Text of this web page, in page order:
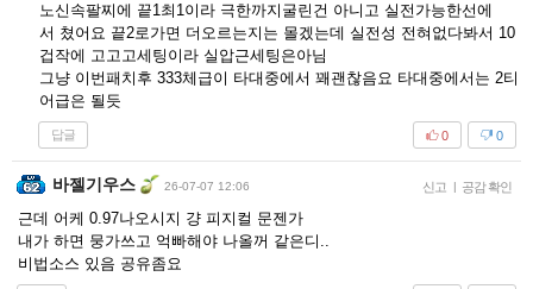
노신속팔찌에 끝1최1이라 극한까지굴린건 아니고 실전가능한선에
서 쳤어요 끝2로가면 더오르는지는 몰겠는데 실전성 전혀없다봐서 10
겁작에 고고고세팅이라 실압근세팅은아님
그냥 이번패치후 333체급이 타대중에서 꽤괜찮음요 타대중에서는 2티
어급은 될듯
답글 0
0
바젤기우스 26-07-07 12:06 신고 | 공감 확인
근데 어케 0.97나오시지 걍 피지컬 문젠가
내가 하면 뭉가쓰고 억빠해야 나올꺼 같은디..
비법소스 있음 공유좀요